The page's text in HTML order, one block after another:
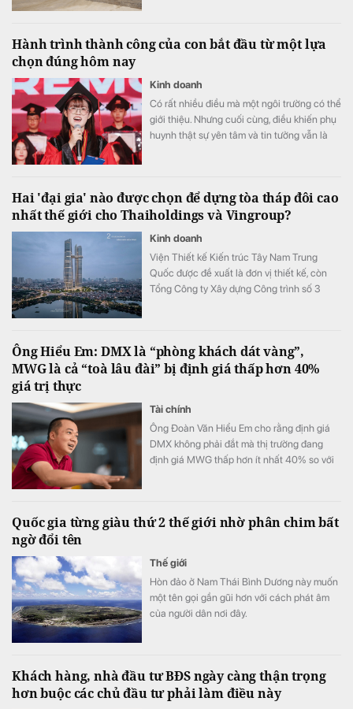
Hành trình thành công của con bắt đầu từ một lựa
chọn đúng hôm nay
Kinh doanh
Có rất nhiều điều mà một ngôi trường có thể
giới thiệu. Nhưng cuối cùng, điều khiến phụ
huynh thật sự yên tâm và tin tưởng vẫn là
Hai 'đại gia' nào được chọn để dựng tòa tháp đôi cao
nhất thế giới cho Thaiholdings và Vingroup?
Kinh doanh
Viện Thiết kế Kiến trúc Tây Nam Trung
Quốc được đề xuất là đơn vị thiết kế, còn
Tổng Công ty Xây dựng Công trình số 3
Ông Hiểu Em: DMX là “phòng khách dát vàng”,
MWG là cả “toà lâu đài” bị định giá thấp hơn 40%
giá trị thực
Tài chính
Ông Đoàn Văn Hiểu Em cho rằng định giá
DMX không phải đắt mà thị trường đang
định giá MWG thấp hơn ít nhất 40% so với
Quốc gia từng giàu thứ 2 thế giới nhờ phân chim bất
ngờ đổi tên
Thế giới
Hòn đảo ở Nam Thái Bình Dương này muốn
một tên gọi gần gũi hơn với cách phát âm
của người dân nơi đây.
Khách hàng, nhà đầu tư BĐS ngày càng thận trọng
hơn buộc các chủ đầu tư phải làm điều này